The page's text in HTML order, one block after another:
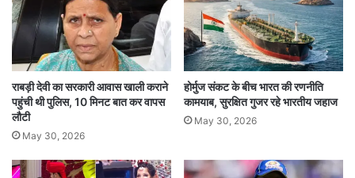
राबड़ी देवी का सरकारी आवास खाली कराने
पहुंची थी पुलिस, 10 मिनट बात कर वापस
लौटी
May 30, 2026
होर्मुज संकट के बीच भारत की रणनीति
कामयाब, सुरक्षित गुजर रहे भारतीय जहाज
May 30, 2026